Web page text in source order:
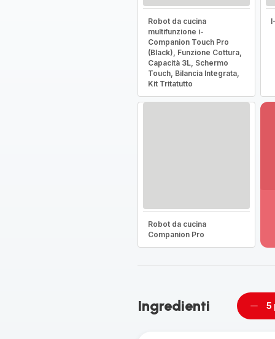
Robot da cucina
multifunzione i-
Companion Touch Pro
(Black), Funzione Cottura,
Capacità 3L, Schermo
Touch, Bilancia Integrata,
Kit Tritatutto
Robot da cucina
Companion Pro
Ingredienti 5